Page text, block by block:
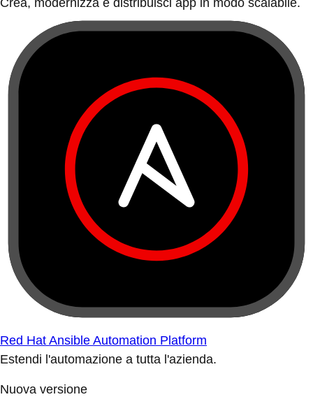
Crea, modernizza e distribuisci app in modo scalabile.
Red Hat Ansible Automation Platform
Estendi l'automazione a tutta l'azienda.
Nuova versione